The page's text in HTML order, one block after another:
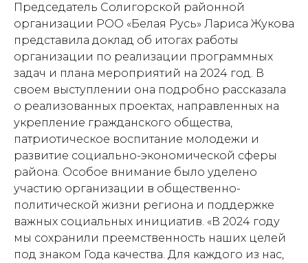
Председатель Солигорской районной
организации РОО «Белая Русь» Лариса Жукова
представила доклад об итогах работы
организации по реализации программных
задач и плана мероприятий на 2024 год. В
своем выступлении она подробно рассказала
о реализованных проектах, направленных на
укрепление гражданского общества,
патриотическое воспитание молодежи и
развитие социально-экономической сферы
района. Особое внимание было уделено
участию организации в общественно-
политической жизни региона и поддержке
важных социальных инициатив. «В 2024 году
мы сохранили преемственность наших целей
под знаком Года качества. Для каждого из нас,